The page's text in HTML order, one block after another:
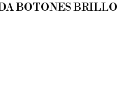
BOTONES BRILLO